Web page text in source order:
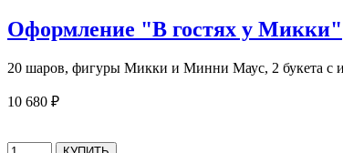
Оформление "В гостях у Микки"
20 шаров, фигуры Микки и Минни Маус, 2 букета с
10 680 ₽